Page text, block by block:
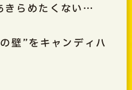
きらめたくない…
壁”をキャンディハ